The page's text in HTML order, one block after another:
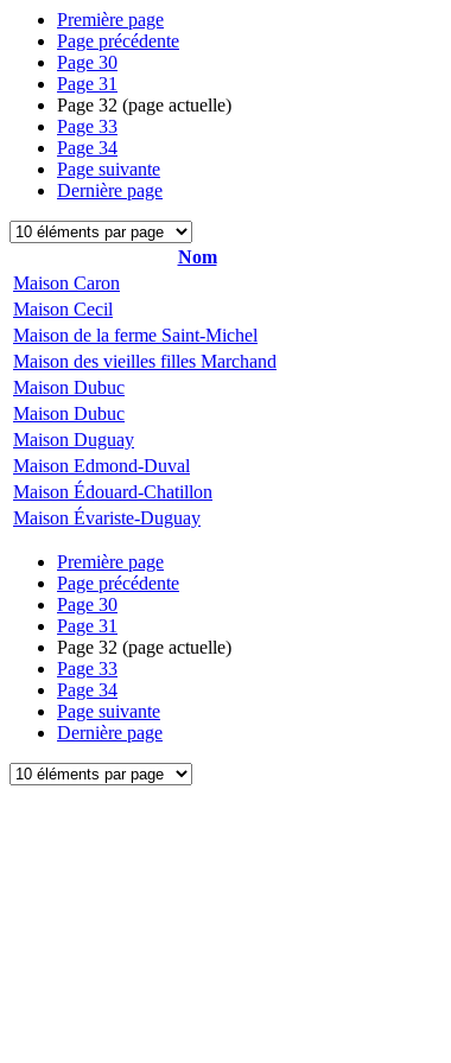
Première page
Page précédente
Page 30
Page 31
Page 32 (page actuelle)
Page 33
Page 34
Page suivante
Dernière page
Nom
Maison Caron
Maison Cecil
Maison de la ferme Saint-Michel
Maison des vieilles filles Marchand
Maison Dubuc
Maison Dubuc
Maison Duguay
Maison Edmond-Duval
Maison Édouard-Chatillon
Maison Évariste-Duguay
Première page
Page précédente
Page 30
Page 31
Page 32 (page actuelle)
Page 33
Page 34
Page suivante
Dernière page